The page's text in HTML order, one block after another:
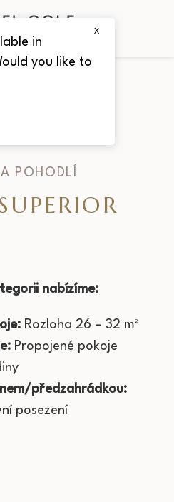
POHODLÍ
nabízíme:
Rozloha 26 – 32 m²
Propojené pokoje
předzahrádkou:
posezení
X
in
you like to